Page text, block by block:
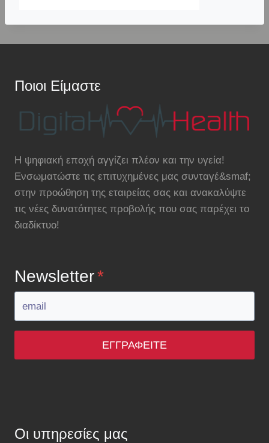
Ποιοι Είμαστε
Η ψηφιακή εποχή αγγίζει πλέον και την υγεία!
Ενσωματώστε τις επιτυχημένες μας συνταγέ&smaf;
στην προώθηση της εταιρείας σας και ανακαλύψτε
τις νέες δυνατότητες προβολής που σας παρέχει το
διαδίκτυο!
Newsletter*
ΕΓΓΡΑΦΕΊΤΕ
Οι υπηρεσίες μας